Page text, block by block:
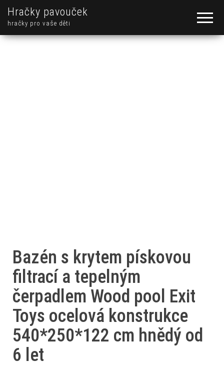
Hračky pavouček
hračky pro vaše děti
Bazén s krytem pískovou
filtrací a tepelným
čerpadlem Wood pool Exit
Toys ocelová konstrukce
540*250*122 cm hnědý od
6 let